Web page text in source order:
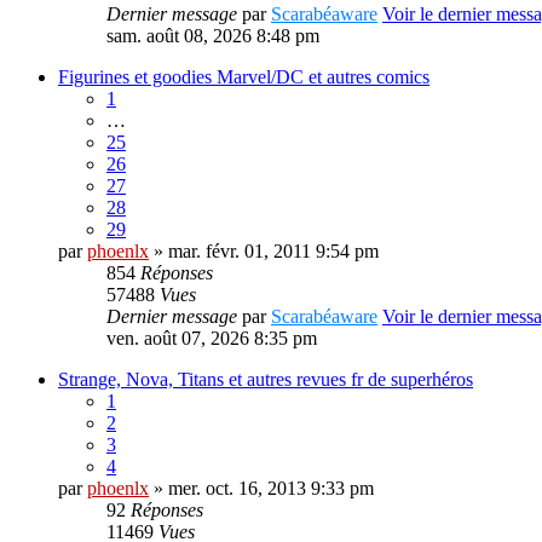
Dernier message par Scarabéaware Voir le dernier
sam. août 08, 2026 8:48 pm
Figurines et goodies Marvel/DC et autres comics
1
…
25
26
27
28
29
parphoenlx » mar. févr. 01, 2011 9:54 pm
854 Réponses
57488 Vues
Dernier message par Scarabéaware Voir le dernier
ven. août 07, 2026 8:35 pm
Strange, Nova, Titans et autres revues fr de superhéros
1
2
3
4
parphoenlx » mer. oct. 16, 2013 9:33 pm
92 Réponses
11469 Vues